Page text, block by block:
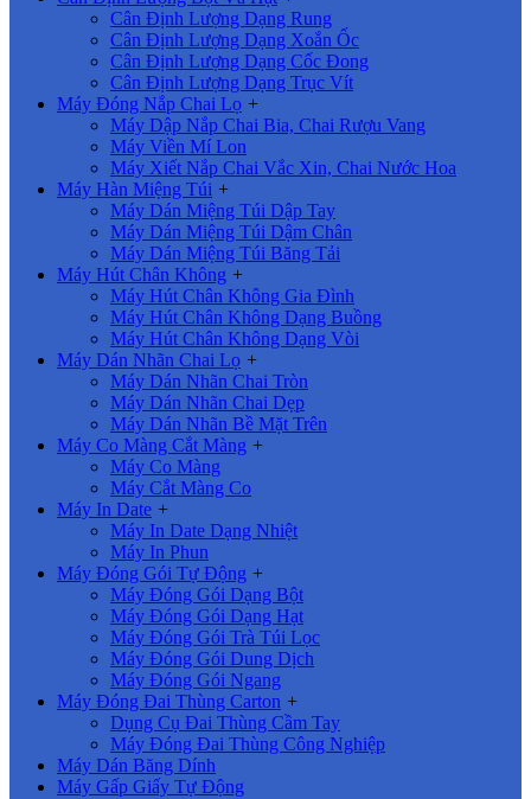
Cân Định Lượng Dạng Rung
Cân Định Lượng Dạng Xoắn Ốc
Cân Định Lượng Dạng Cốc Đong
Cân Định Lượng Dạng Trục Vít
Máy Đóng Nắp Chai Lọ +
Máy Dập Nắp Chai Bia, Chai Rượu Vang
Máy Viền Mí Lon
Máy Xiết Nắp Chai Vắc Xin, Chai Nước Hoa
Máy Hàn Miệng Túi +
Máy Dán Miệng Túi Dập Tay
Máy Dán Miệng Túi Dậm Chân
Máy Dán Miệng Túi Băng Tải
Máy Hút Chân Không +
Máy Hút Chân Không Gia Đình
Máy Hút Chân Không Dạng Buồng
Máy Hút Chân Không Dạng Vòi
Máy Dán Nhãn Chai Lọ +
Máy Dán Nhãn Chai Tròn
Máy Dán Nhãn Chai Dẹp
Máy Dán Nhãn Bề Mặt Trên
Máy Co Màng Cắt Màng +
Máy Co Màng
Máy Cắt Màng Co
Máy In Date +
Máy In Date Dạng Nhiệt
Máy In Phun
Máy Đóng Gói Tự Động +
Máy Đóng Gói Dạng Bột
Máy Đóng Gói Dạng Hạt
Máy Đóng Gói Trà Túi Lọc
Máy Đóng Gói Dung Dịch
Máy Đóng Gói Ngang
Máy Đóng Đai Thùng Carton +
Dụng Cụ Đai Thùng Cầm Tay
Máy Đóng Đai Thùng Công Nghiệp
Máy Dán Băng Dính
Máy Gấp Giấy Tự Động